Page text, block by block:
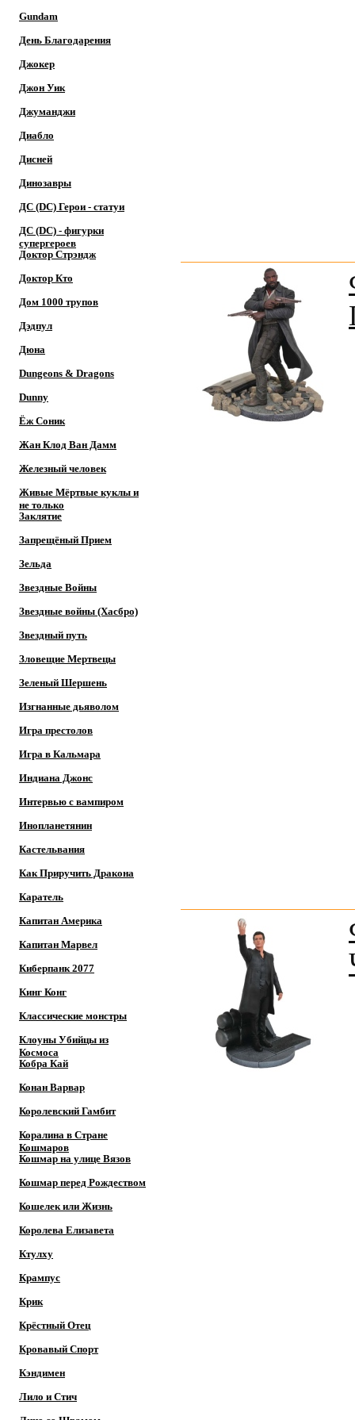
Gundam
День Благодарения
Джокер
Джон Уик
Джуманджи
Диабло
Дисней
Динозавры
ДС (DC) Герои - cтатуи
ДС (DC) - фигурки
супергероев
Доктор Cтрэндж
Доктор Кто
Дом 1000 трупов
Дэдпул
Дюна
Dungeons & Dragons
Dunny
Ёж Соник
Жан Клод Ван Дамм
Железный человек
Живые Мёртвые куклы и
не только
Заклятие
Запрещёный Прием
Зельда
Звездные Войны
Звездные войны (Хасбро)
Звездный путь
Зловещие Мертвецы
Зеленый Шершень
Изгнанные дьяволом
Игра престолов
Игра в Кальмара
Индиана Джонс
Интервью с вампиром
Инопланетянин
Кастельвания
Как Приручить Дракона
Каратель
Капитан Америка
Капитан Марвел
Киберпанк 2077
Кинг Конг
Классические монстры
Клоуны Убийцы из
Космоса
Кобра Кай
Конан Варвар
Королевский Гамбит
Коралина в Стране
Кошмаров
Кошмар на улице Вязов
Кошмар перед Рождеством
Кошелек или Жизнь
Королева Елизавета
Ктулху
Крампус
Крик
Крёстный Отец
Кровавый Спорт
Кэндимен
Лило и Стич